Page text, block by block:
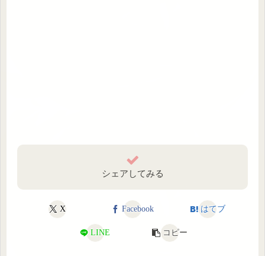
シェアしてみる
X Facebook はてブ
LINE コピー